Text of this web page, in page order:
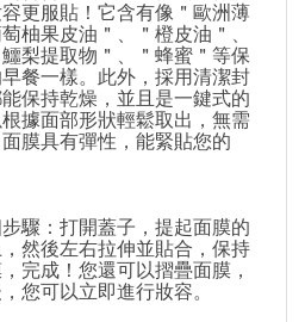
更服貼！它含有像＂歐洲薄
柚果皮油＂、＂橙皮油＂、
梨提取物＂、＂蜂蜜＂等保
餐一樣。此外，採用清潔封
保持乾燥，並且是一鍵式的
據面部形狀輕鬆取出，無需
膜具有彈性，能緊貼您的
驟：打開蓋子，提起面膜的
然後左右拉伸並貼合，保持
完成！您還可以摺疊面膜，
您可以立即進行妝容。